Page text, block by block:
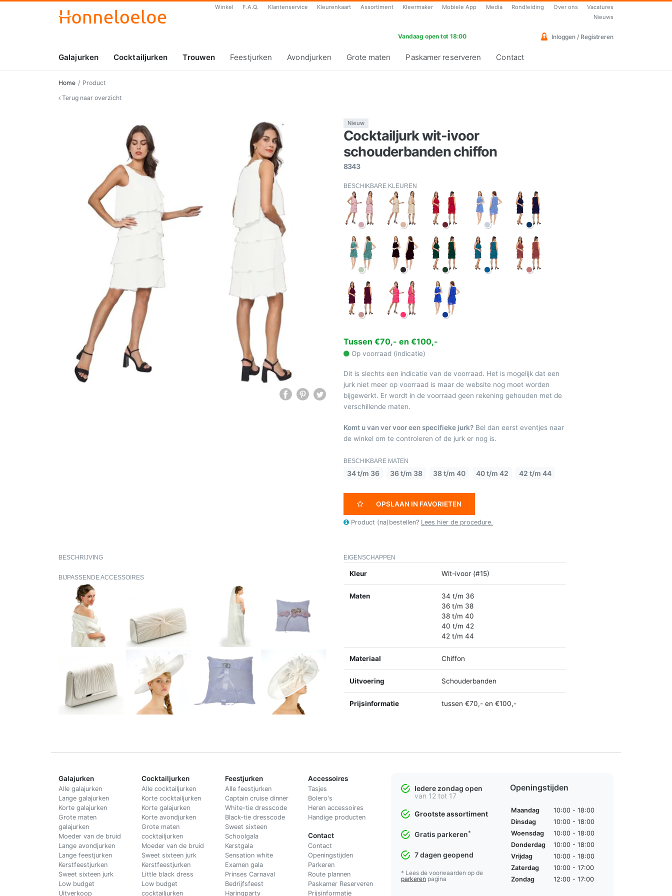
Winkel F.A.Q. Klantenservice Kleurenkaart Assortiment Kleermaker Mobiele App Media Rondleiding Over ons
Vacatures
Nieuws
Vandaag open tot 18:00 Inloggen / Registreren
Galajurken Cocktailjurken Trouwen Feestjurken Avondjurken Grote maten Paskamer reserveren Contact
Home
Product
Terug naar overzicht
Nieuw
Cocktailjurk wit-ivoor
schouderbanden chiffon
8343
BESCHIKBARE KLEUREN
Tussen €70,- en €100,-
Op voorraad (indicatie)
Dit is slechts een indicatie van de voorraad. Het is mogelijk dat een
jurk niet meer op voorraad is maar de website nog moet worden
bijgewerkt. Er wordt in de voorraad geen rekening gehouden met de
verschillende maten.
Komt u van ver voor een specifieke jurk? Bel dan eerst eventjes naar
de winkel om te controleren of de jurk er nog is.
BESCHIKBARE MATEN
34 t/m 36 36 t/m 38 38 t/m 40 40 t/m 42 42 t/m 44
OPSLAAN IN FAVORIETEN
Product (na)bestellen? Lees hier de procedure.
BESCHRIJVING
BIJPASSENDE ACCESSOIRES
EIGENSCHAPPEN
Kleur Wit-ivoor (#15)
Maten
34 t/m 36
36 t/m 38
38 t/m 40
40 t/m 42
42 t/m 44
Materiaal Chiffon
Uitvoering Schouderbanden
Prijsinformatie tussen €70,- en €100,-
Galajurken
Alle galajurken
Lange galajurken
Korte galajurken
Grote maten
galajurken
Moeder van de bruid
Lange avondjurken
Lange feestjurken
Kerstfeestjurken
Sweet sixteen jurk
Low budget
Uitverkoop
Cocktailjurken
Alle cocktailjurken
Korte cocktailjurken
Korte galajurken
Korte avondjurken
Grote maten
cocktailjurken
Moeder van de bruid
Sweet sixteen jurk
Kerstfeestjurken
Little black dress
Low budget
cocktailjurken
Feestjurken
Alle feestjurken
Captain cruise dinner
White-tie dresscode
Black-tie dresscode
Sweet sixteen
Schoolgala
Kerstgala
Sensation white
Examen gala
Prinses Carnaval
Bedrijfsfeest
Haringparty
Accessoires
Tasjes
Bolero's
Heren accessoires
Handige producten
Contact
Contact
Openingstijden
Parkeren
Route plannen
Paskamer Reserveren
Prijsinformatie
Iedere zondag open
van 12 tot 17
Grootste assortiment
Gratis parkeren*
7 dagen geopend
* Lees de voorwaarden op de
parkeren pagina
Openingstijden
Maandag
10:00 - 18:00
Dinsdag
10:00 - 18:00
Woensdag
10:00 - 18:00
Donderdag
10:00 - 18:00
Vrijdag
10:00 - 18:00
Zaterdag
10:00 - 17:00
Zondag
12:00 - 17:00